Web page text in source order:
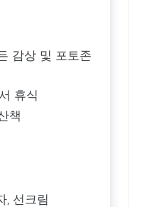
감상 및 포토존
휴식
책
, 선크림